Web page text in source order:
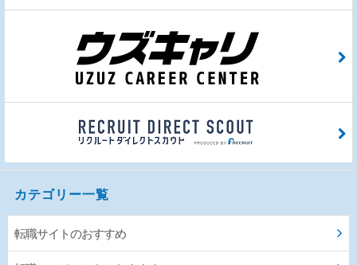
カテゴリー一覧
転職サイトのおすすめ